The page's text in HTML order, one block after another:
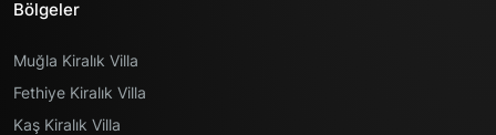
Bölgeler
Muğla Kiralık Villa
Fethiye Kiralık Villa
Kaş Kiralık Villa